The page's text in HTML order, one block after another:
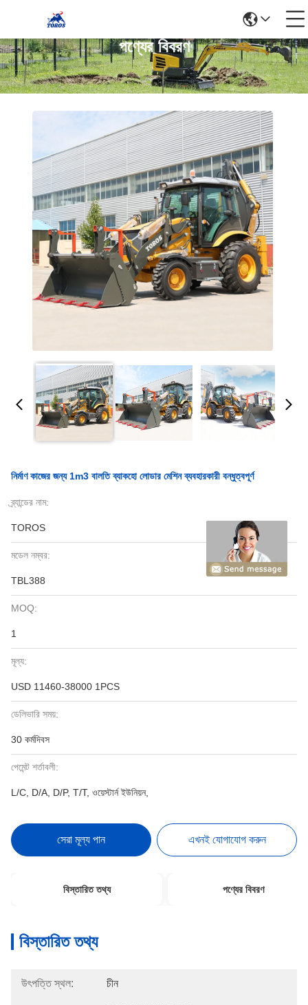
পণ্যের বিবরণ
নির্মাণ কাজের জন্য 1m3 বালতি ব্যাকহো লোডার মেশিন ব্যবহারকারী বন্ধুত্বপূর্ণ
ব্র্যান্ডের নাম:
TOROS
মডেল নম্বর:
TBL388
MOQ:
1
মূল্য:
USD 11460-38000 1PCS
ডেলিভারি সময়:
30 কর্মদিবস
পেমেন্ট শর্তাবলী:
L/C, D/A, D/P, T/T, ওয়েস্টার্ন ইউনিয়ন,
সেরা মূল্য পান এখনই যোগাযোগ করুন
বিস্তারিত তথ্য পণ্যের বিবরণ
বিস্তারিত তথ্য
উৎপত্তি স্থল: চীন